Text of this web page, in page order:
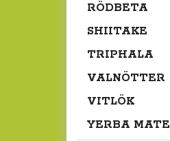
RÖDBETA
SHIITAKE
TRIPHALA
VALNÖTTER
VITLÖK
YERBA MATE